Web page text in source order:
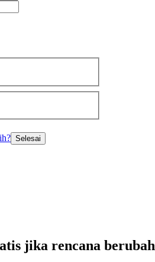
Selesai
jika rencana berubah